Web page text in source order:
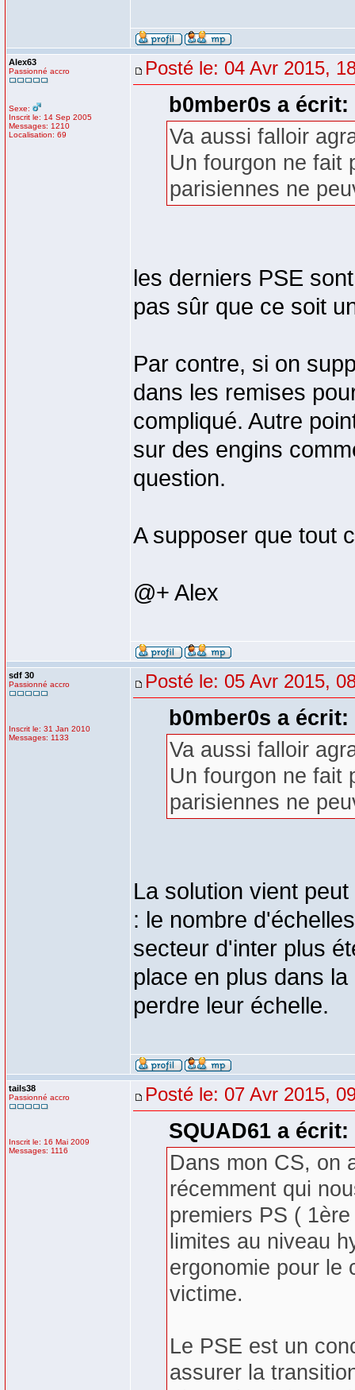
Alex63
Passionné accro
Sexe:
Inscrit le: 14 Sep 2005
Messages: 1210
Localisation: 69
Posté le: 04 Avr 2015,
b0mber0s a écrit:
Va aussi falloir
Un fourgon ne fait
parisiennes ne
les derniers PSE
pas sûr que ce soit
Par contre, si on
dans les remises
compliqué. Autre
sur des engins
question.
A supposer que tout
@+ Alex
sdf 30
Passionné accro
Inscrit le: 31 Jan 2010
Messages: 1133
Posté le: 05 Avr 2015,
b0mber0s a écrit:
Va aussi falloir
Un fourgon ne fait
parisiennes ne
La solution vient
: le nombre
secteur d'inter plus
place en plus dans
perdre leur échelle.
tails38
Passionné accro
Inscrit le: 16 Mai 2009
Messages: 1116
Posté le: 07 Avr 2015,
SQUAD61 a écrit:
Dans mon CS, on
récemment qui
premiers PS (
limites au niveau
ergonomie pour le
victime.
Le PSE est un
assurer la